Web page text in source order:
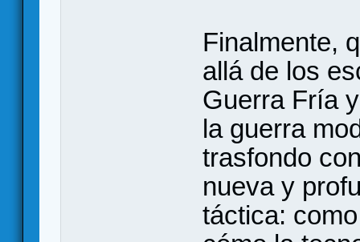
Finalmente,
allá de los
Guerra Fría
la guerra
trasfondo
nueva y
táctica: